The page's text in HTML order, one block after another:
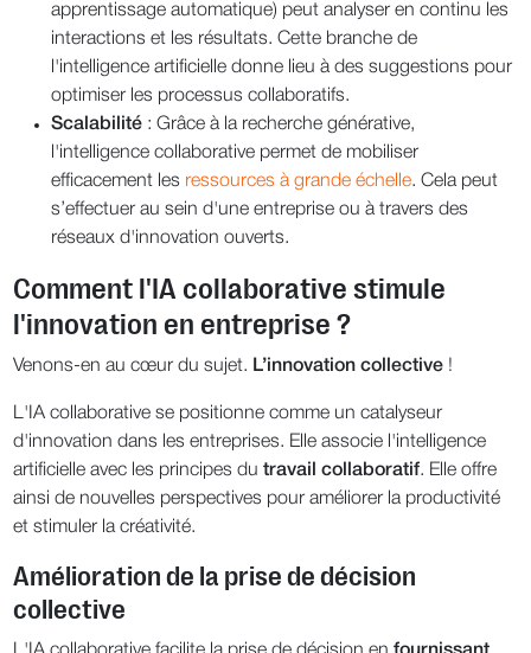
apprentissage automatique) peut analyser en continu les
interactions et les résultats. Cette branche de
l'intelligence artificielle donne lieu à des suggestions pour
optimiser les processus collaboratifs.
Scalabilité : Grâce à la recherche générative,
l'intelligence collaborative permet de mobiliser
efficacement les ressources à grande échelle. Cela peut
s’effectuer au sein d'une entreprise ou à travers des
réseaux d'innovation ouverts.
Comment l'IA collaborative stimule
l'innovation en entreprise ?
Venons-en au cœur du sujet. L’innovation collective !
L'IA collaborative se positionne comme un catalyseur
d'innovation dans les entreprises. Elle associe l'intelligence
artificielle avec les principes dutravail collaboratif. Elle offre
ainsi de nouvelles perspectives pour améliorer la productivité
et stimuler la créativité.
Amélioration de la prise de décision
collective